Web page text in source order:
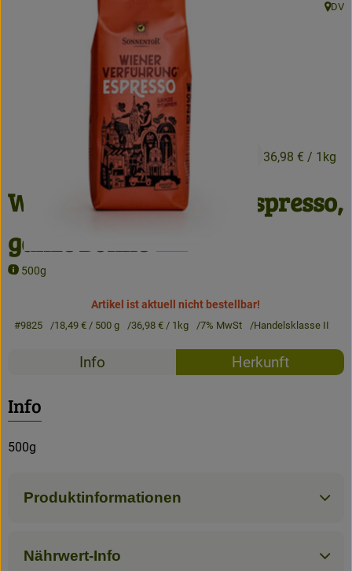
Brot & Backwaren
Wiener Verführung- Espresso,
ganze Bohne
500g
18,49 € 36,98 € / 1kg
,
DV
Artikel ist aktuell nicht bestellbar!
#9825 18,49 €/ 500 g 36,98 €/ 1kg 7% MwSt Handelsklasse II
Info Herkunft
Info
500g
Produktinformationen
Nährwert-Info